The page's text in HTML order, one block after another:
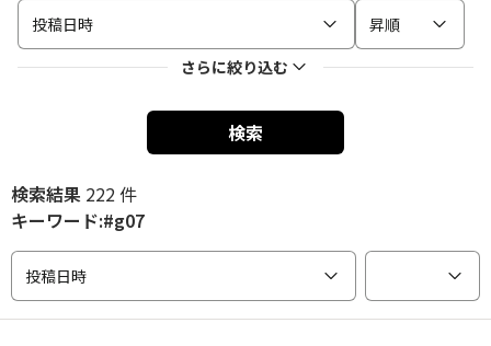
投稿日時
昇順
さらに絞り込む
検索
検索結果 222 件
キーワード:#g07
投稿日時